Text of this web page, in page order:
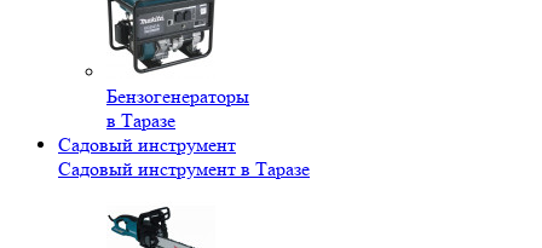
Бензогенераторы
в Таразе
Садовый инструмент
Садовый инструмент в Таразе